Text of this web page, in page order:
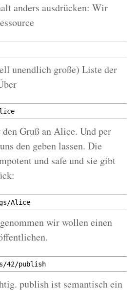
anders ausdrücken: Wir
unendlich große) Liste der
Gruß an Alice. Und per
den geben lassen. Die
und safe und sie gibt
Alice
wir wollen einen
42/publish
publish ist semantisch ein